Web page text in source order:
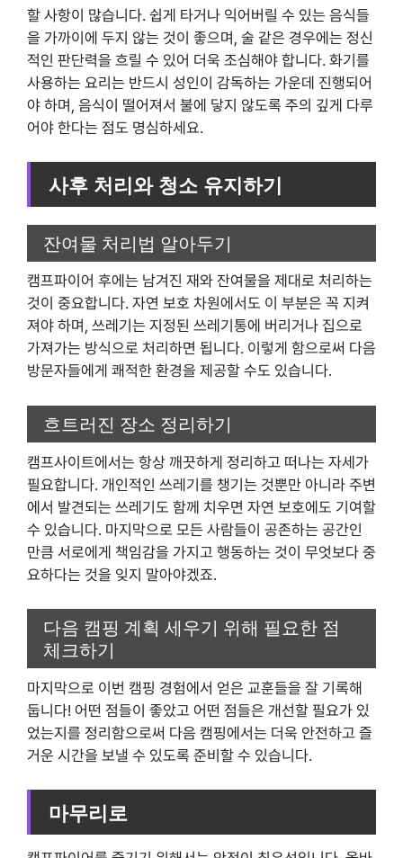
할 사항이 많습니다. 쉽게 타거나 익어버릴 수 있는 음식들
을 가까이에 두지 않는 것이 좋으며, 술 같은 경우에는 정신
적인 판단력을 흐릴 수 있어 더욱 조심해야 합니다. 화기를
사용하는 요리는 반드시 성인이 감독하는 가운데 진행되어
야 하며, 음식이 떨어져서 불에 닿지 않도록 주의 깊게 다루
어야 한다는 점도 명심하세요.
사후 처리와 청소 유지하기
잔여물 처리법 알아두기
캠프파이어 후에는 남겨진 재와 잔여물을 제대로 처리하는
것이 중요합니다. 자연 보호 차원에서도 이 부분은 꼭 지켜
져야 하며, 쓰레기는 지정된 쓰레기통에 버리거나 집으로
가져가는 방식으로 처리하면 됩니다. 이렇게 함으로써 다음
방문자들에게 쾌적한 환경을 제공할 수도 있습니다.
흐트러진 장소 정리하기
캠프사이트에서는 항상 깨끗하게 정리하고 떠나는 자세가
필요합니다. 개인적인 쓰레기를 챙기는 것뿐만 아니라 주변
에서 발견되는 쓰레기도 함께 치우면 자연 보호에도 기여할
수 있습니다. 마지막으로 모든 사람들이 공존하는 공간인
만큼 서로에게 책임감을 가지고 행동하는 것이 무엇보다 중
요하다는 것을 잊지 말아야겠죠.
다음 캠핑 계획 세우기 위해 필요한 점
체크하기
마지막으로 이번 캠핑 경험에서 얻은 교훈들을 잘 기록해
둡니다! 어떤 점들이 좋았고 어떤 점들은 개선할 필요가 있
었는지를 정리함으로써 다음 캠핑에서는 더욱 안전하고 즐
거운 시간을 보낼 수 있도록 준비할 수 있습니다.
마무리로